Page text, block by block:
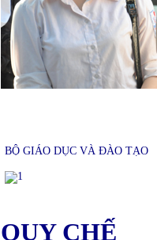
BỘ GIÁO DỤC VÀ ĐÀO TẠO
QUY CHẾ